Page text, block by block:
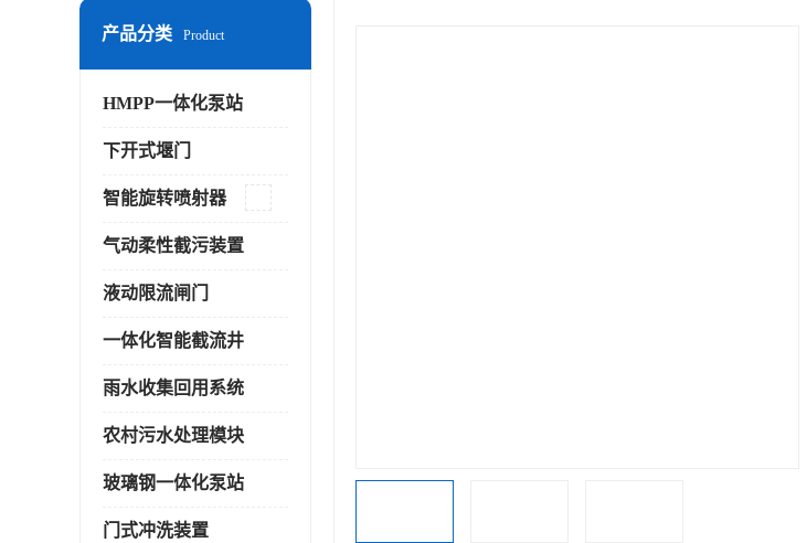
产品分类 Product
HMPP一体化泵站
下开式堰门
智能旋转喷射器
气动柔性截污装置
液动限流闸门
一体化智能截流井
雨水收集回用系统
农村污水处理模块
玻璃钢一体化泵站
门式冲洗装置